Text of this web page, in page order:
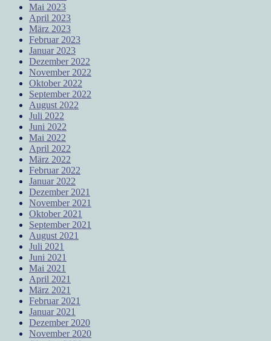
Mai 2023
April 2023
März 2023
Februar 2023
Januar 2023
Dezember 2022
November 2022
Oktober 2022
September 2022
August 2022
Juli 2022
Juni 2022
Mai 2022
April 2022
März 2022
Februar 2022
Januar 2022
Dezember 2021
November 2021
Oktober 2021
September 2021
August 2021
Juli 2021
Juni 2021
Mai 2021
April 2021
März 2021
Februar 2021
Januar 2021
Dezember 2020
November 2020